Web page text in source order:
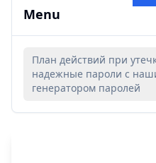
Menu
План действий при
надежные пароли с
генератором паролей